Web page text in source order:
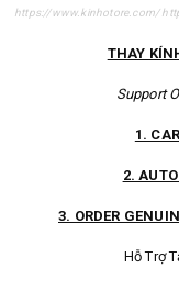
https://www.kinhotore.com/
THAY
Support
1.
2.
3. ORDER
Hỗ Trợ